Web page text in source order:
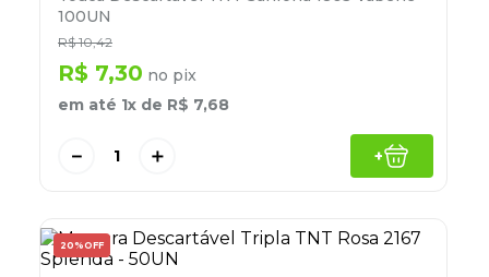
100UN
R$ 10,42
R$ 7,30 no pix
em até 1x de R$ 7,68
＋
－ +
20% OFF
8º desinfetante
º marca texto